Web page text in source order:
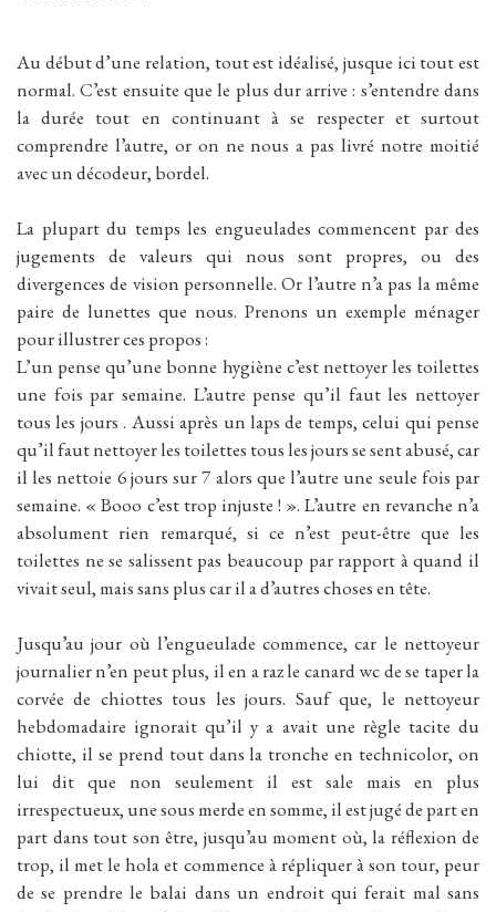
Au début d’une relation, tout est idéalisé, jusque ici tout est
normal. C’est ensuite que le plus dur arrive : s’entendre dans
la durée tout en continuant à se respecter et surtout
comprendre l’autre, or on ne nous a pas livré notre moitié
avec un décodeur, bordel.
La plupart du temps les engueulades commencent par des
jugements de valeurs qui nous sont propres, ou des
divergences de vision personnelle. Or l’autre n’a pas la même
paire de lunettes que nous. Prenons un exemple ménager
pour illustrer ces propos :
L’un pense qu’une bonne hygiène c’est nettoyer les toilettes
une fois par semaine. L’autre pense qu’il faut les nettoyer
tous les jours . Aussi après un laps de temps, celui qui pense
qu’il faut nettoyer les toilettes tous les jours se sent abusé, car
il les nettoie 6 jours sur 7 alors que l’autre une seule fois par
semaine. « Booo c’est trop injuste ! ». L’autre en revanche n’a
absolument rien remarqué, si ce n’est peut-être que les
toilettes ne se salissent pas beaucoup par rapport à quand il
vivait seul, mais sans plus car il a d’autres choses en tête.
Jusqu’au jour où l’engueulade commence, car le nettoyeur
journalier n’en peut plus, il en a raz le canard wc de se taper la
corvée de chiottes tous les jours. Sauf que, le nettoyeur
hebdomadaire ignorait qu’il y a avait une règle tacite du
chiotte, il se prend tout dans la tronche en technicolor, on
lui dit que non seulement il est sale mais en plus
irrespectueux, une sous merde en somme, il est jugé de part en
part dans tout son être, jusqu’au moment où, la réflexion de
trop, il met le hola et commence à répliquer à son tour, peur
de se prendre le balai dans un endroit qui ferait mal sans